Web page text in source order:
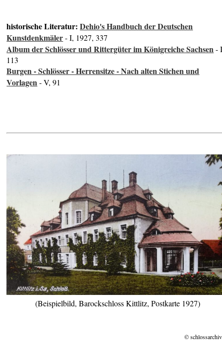
historische Literatur:Dehio's Handbuch der Deutschen
Kunstdenkmäler- I, 1927, 337
Album der Schlösser und Rittergüter im Königreiche Sachsen-
113
Burgen - Schlösser - Herrensitze - Nach alten Stichen und
Vorlagen- V, 91
(Beispielbild, Barockschloss Kittlitz, Postkarte 1927)
©